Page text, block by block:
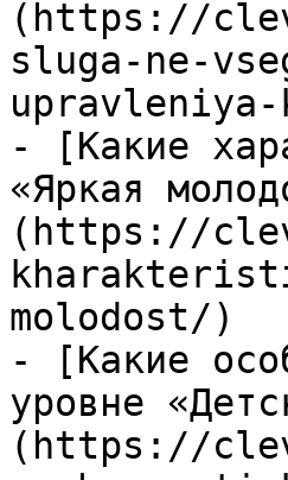
(https://
sluga-ne-
upravleniya-
- [Какие
«Яркая
(https://
molodost/)
- [Какие
уровне
(https://